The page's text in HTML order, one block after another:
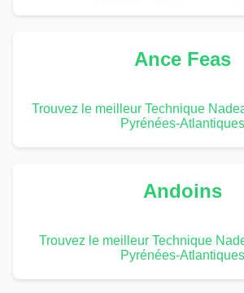
Ance Feas
Trouvez le meilleur Technique
Pyrénées-Atlantiques
Andoins
Trouvez le meilleur Technique
Pyrénées-Atlantiques